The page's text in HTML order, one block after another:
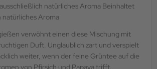
Beinhaltet
natürliches Aroma
verwöhnt einen diese Mischung mit
Duft. Unglaublich zart und verspielt
weiter, wenn der feine Grüntee auf die
von Pfirsich und Papaya trifft.